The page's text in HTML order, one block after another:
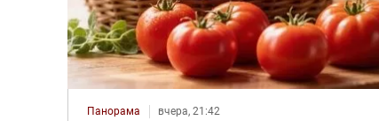
Панорама вчера, 21:42